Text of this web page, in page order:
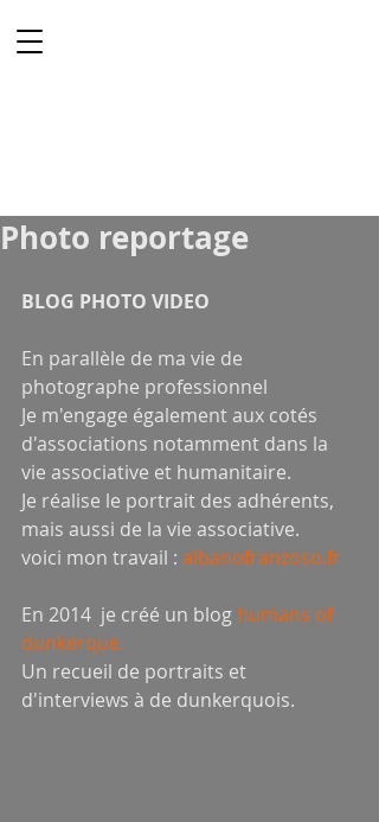
Photo reportage
BLOG PHOTO VIDEO
En parallèle de ma vie de
photographe professionnel
Je m'engage également aux cotés
d'associations notamment dans la
vie associative et humanitaire.
Je réalise le portrait des adhérents,
mais aussi de la vie associative.
voici mon travail : albanofranzoso.fr
En 2014  je créé un blog humans of
dunkerque.
Un recueil de portraits et
d'interviews à de dunkerquois.